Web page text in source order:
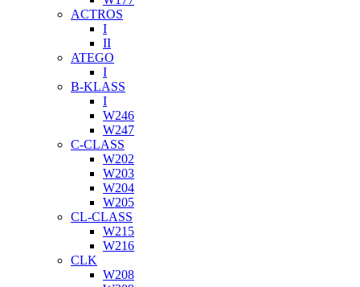
ACTROS
I
II
ATEGO
I
B-KLASS
I
W246
W247
C-CLASS
W202
W203
W204
W205
CL-CLASS
W215
W216
CLK
W208